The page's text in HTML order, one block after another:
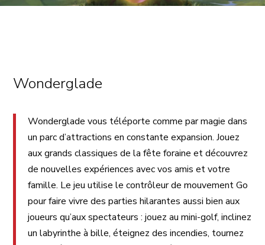
Wonderglade
Wonderglade vous téléporte comme par magie dans
un parc d’attractions en constante expansion. Jouez
aux grands classiques de la fête foraine et découvrez
de nouvelles expériences avec vos amis et votre
famille. Le jeu utilise le contrôleur de mouvement Go
pour faire vivre des parties hilarantes aussi bien aux
joueurs qu’aux spectateurs : jouez au mini-golf, inclinez
un labyrinthe à bille, éteignez des incendies, tournez